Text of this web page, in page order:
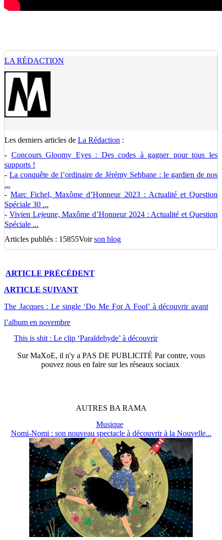
LA RÉDACTION
Les derniers articles de La Rédaction :
- Concours Gloomy Eyes : Des codes à gagner pour tous les
supports !
- La conquête de l’ordinaire de Jérémy Sebbane : le gardien de nos
...
-Marc Fichel, Maxôme d’Honneur 2023 : Actualité et Question
Spéciale 30 ...
- Vivien Lejeune, Maxôme d’Honneur 2024 : Actualité et Question
Spéciale ...
Articles publiés : 15855Voirson blog
ARTICLE PRÉCÉDENT
ARTICLE SUIVANT
The Jacques : Le single ‘Do Me For A Fool’ à découvrir avant
l’album en novembre
This is shit : Le clip ‘Paraldehyde’ à découvrir
SurMaXoE, il n'y a PAS DE PUBLICITÉ Par contre, vous
pouvez nous en faire sur les réseaux sociaux
AUTRES BA RAMA
Musique
Nomi-Nomi : son nouveau spectacle à découvrir à la Nouvelle...